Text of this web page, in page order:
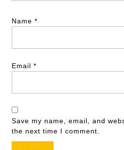
Name *
Email *
Save my name, email, and
the next time I comment.